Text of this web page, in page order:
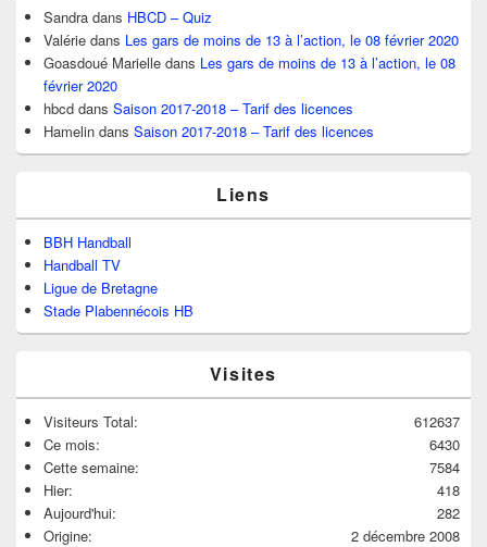
Sandra dans HBCD – Quiz
Valérie dans Les gars de moins de 13 à l’action, le 08 février 2020
Goasdoué Marielle dans Les gars de moins de 13 à l’action, le 08
février 2020
hbcd dans Saison 2017-2018 – Tarif des licences
Hamelin dans Saison 2017-2018 – Tarif des licences
Liens
BBH Handball
Handball TV
Ligue de Bretagne
Stade Plabennécois HB
Visites
612637
Visiteurs Total:
6430
Ce mois:
7584
Cette semaine:
418
Hier:
282
Aujourd'hui:
2 décembre 2008
Origine: